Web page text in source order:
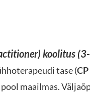
koolitus
tase (CP
maailmas.